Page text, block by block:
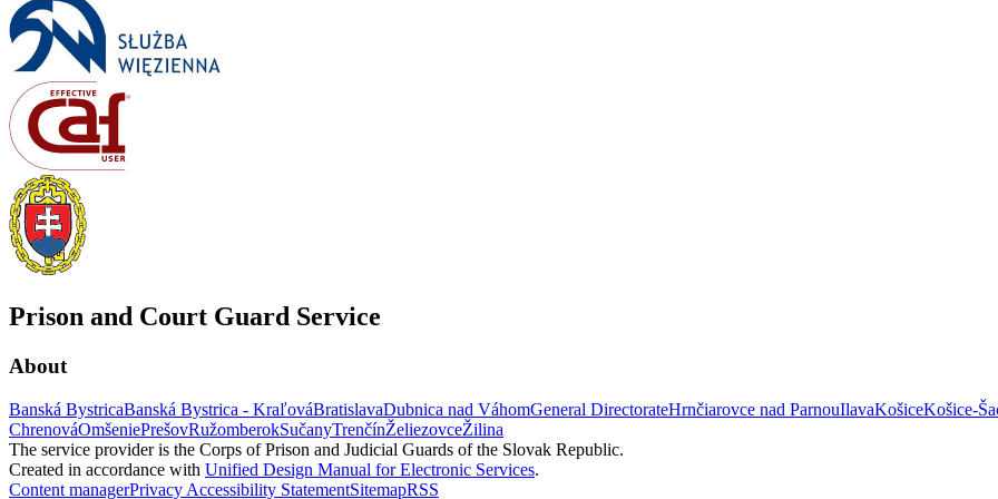
Prison and Court Guard Service
About
Banská BystricaBanská Bystrica - KraľováBratislavaDubnica nad VáhomGeneral DirectorateHrnčiarovce nad ParnouIlavaKošiceKošice-
ChrenováOmšeniePrešovRužomberokSučanyTrenčínŽeliezovceŽilina
The service provider is the Corps of Prison and Judicial Guards of the Slovak Republic.
Created in accordance with Unified Design Manual for Electronic Services.
Content managerPrivacy Accessibility StatementSitemapRSS